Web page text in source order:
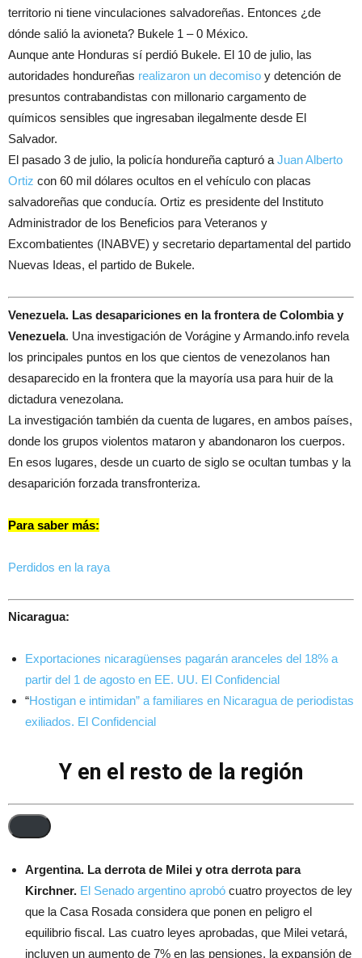
territorio ni tiene vinculaciones salvadoreñas. Entonces ¿de
dónde salió la avioneta? Bukele 1 – 0 México.
Aunque ante Honduras sí perdió Bukele. El 10 de julio, las
autoridades hondureñas realizaron un decomiso y detención de
presuntos contrabandistas con millonario cargamento de
químicos sensibles que ingresaban ilegalmente desde El
Salvador.
El pasado 3 de julio, la policía hondureña capturó aJuan Alberto
Ortiz con 60 mil dólares ocultos en el vehículo con placas
salvadoreñas que conducía. Ortiz es presidente del Instituto
Administrador de los Beneficios para Veteranos y
Excombatientes (INABVE) y secretario departamental del partido
Nuevas Ideas, el partido de Bukele.
Venezuela. Las desapariciones en la frontera de Colombia y
Venezuela. Una investigación de Vorágine y Armando.info revela
los principales puntos en los que cientos de venezolanos han
desaparecido en la frontera que la mayoría usa para huir de la
dictadura venezolana.
La investigación también da cuenta de lugares, en ambos países,
donde los grupos violentos mataron y abandonaron los cuerpos.
En esos lugares, desde un cuarto de siglo se ocultan tumbas y la
desaparición forzada transfronteriza.
Para saber más:
Perdidos en la raya
Nicaragua:
Exportaciones nicaragüenses pagarán aranceles del 18% a
partir del 1 de agosto en EE. UU. El Confidencial
“Hostigan e intimidan” a familiares en Nicaragua de periodistas
exiliados. El Confidencial
Y en el resto de la región
Escribe
tu
correo
electrónico…
Argentina. La derrota de Milei y otra derrota para
Kirchner. El Senado argentino aprobó cuatro proyectos de ley
que la Casa Rosada considera que ponen en peligro el
equilibrio fiscal. Las cuatro leyes aprobadas, que Milei vetará,
incluyen un aumento de 7% en las pensiones, la expansión de